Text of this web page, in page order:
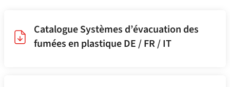
Catalogue Systèmes d’évacuation des
fumées en plastique DE / FR / IT